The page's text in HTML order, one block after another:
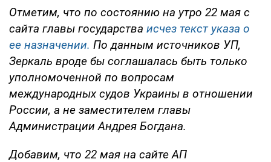
Отметим, что по состоянию на утро 22 мая с
сайта главы государства исчез текст указа о
ее назначении. По данным источников УП,
Зеркаль вроде бы соглашалась быть только
уполномоченной по вопросам
международных судов Украины в отношении
России, а не заместителем главы
Администрации Андрея Богдана.
Добавим, что 22 мая на сайте АП